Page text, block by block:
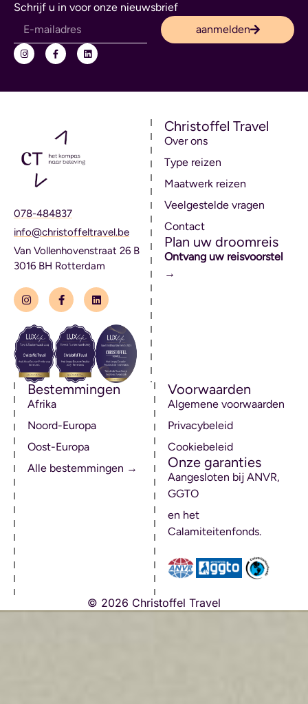
Schrijf u in voor onze nieuwsbrief
aanmelden
078-484837
info@christoffeltravel.be
Van Vollenhovenstraat 26 B
3016 BH Rotterdam
Christoffel Travel
Over ons
Type reizen
Maatwerk reizen
Veelgestelde vragen
Contact
Plan uw droomreis
Ontvang uw reisvoorstel
→
Bestemmingen
Afrika
Noord-Europa
Oost-Europa
Alle bestemmingen →
Voorwaarden
Algemene voorwaarden
Privacybeleid
Cookiebeleid
Onze garanties
Aangesloten bij ANVR,
GGTO
en het
Calamiteitenfonds.
© 2026 Christoffel Travel